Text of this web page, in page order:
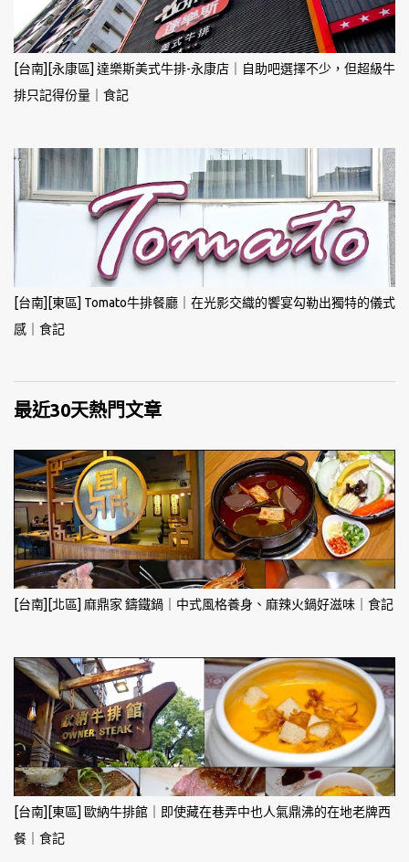
[台南][永康區] 達樂斯美式牛排-永康店｜自助吧選擇不少，但超級牛
排只記得份量｜食記
[台南][東區] Tomato牛排餐廳｜在光影交織的饗宴勾勒出獨特的儀式
感｜食記
最近30天熱門文章
[台南][北區] 麻鼎家 鑄鐵鍋｜中式風格養身、麻辣火鍋好滋味｜食記
[台南][東區] 歐納牛排館｜即使藏在巷弄中也人氣鼎沸的在地老牌西
餐｜食記